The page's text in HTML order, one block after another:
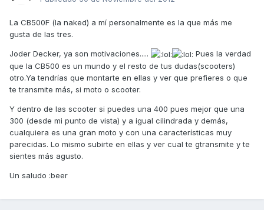
La CB500F (la naked) a mí personalmente es la que más me
gusta de las tres.
Joder Decker, ya son motivaciones.....
Pues la verdad
que la CB500 es un mundo y el resto de tus dudas(scooters)
otro.Ya tendrías que montarte en ellas y ver que prefieres o que
te transmite más, si moto o scooter.
Y dentro de las scooter si puedes una 400 pues mejor que una
300 (desde mi punto de vista) y a igual cilindrada y demás,
cualquiera es una gran moto y con una características muy
parecidas. Lo mismo subirte en ellas y ver cual te gtransmite y te
sientes más agusto.
Un saludo :beer